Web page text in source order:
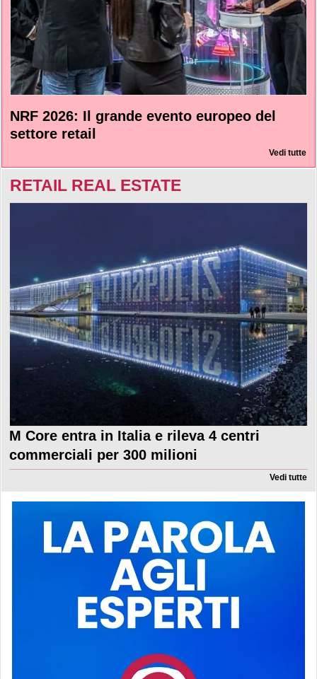
NRF 2026: Il grande evento europeo del
settore retail
Vedi tutte
RETAIL REAL ESTATE
M Core entra in Italia e rileva 4 centri
commerciali per 300 milioni
Vedi tutte